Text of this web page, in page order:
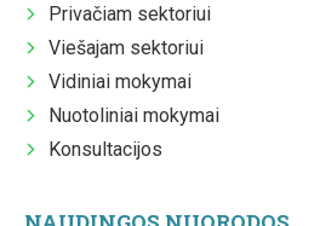
Privačiam sektoriui
Viešajam sektoriui
Vidiniai mokymai
Nuotoliniai mokymai
Konsultacijos